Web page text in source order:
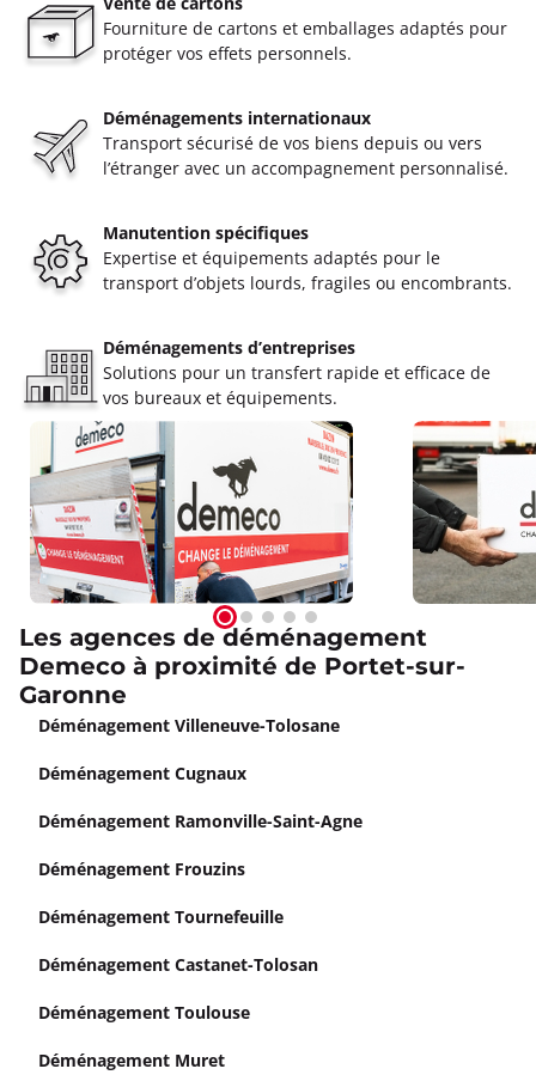
Fourniture de cartons et emballages adaptés pour
protéger vos effets personnels.
Déménagements internationaux
Transport sécurisé de vos biens depuis ou vers
l’étranger avec un accompagnement personnalisé.
Manutention spécifiques
Expertise et équipements adaptés pour le
transport d’objets lourds, fragiles ou encombrants.
Déménagements d’entreprises
Solutions pour un transfert rapide et efficace de
vos bureaux et équipements.
Les agences de déménagement
Demeco à proximité de Portet-sur-
Garonne
Déménagement Villeneuve-Tolosane
Déménagement Cugnaux
Déménagement Ramonville-Saint-Agne
Déménagement Frouzins
Déménagement Tournefeuille
Déménagement Castanet-Tolosan
Déménagement Toulouse
Déménagement Muret